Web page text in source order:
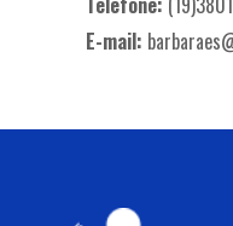
E-mail: